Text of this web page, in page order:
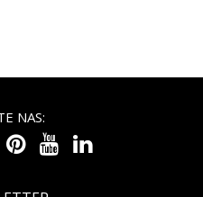
NAS: